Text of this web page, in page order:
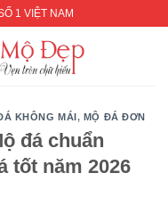
1 VIỆT NAM
KHÔNG MÁI, MỘ ĐÁ ĐƠN
đá chuẩn
tốt năm 2026